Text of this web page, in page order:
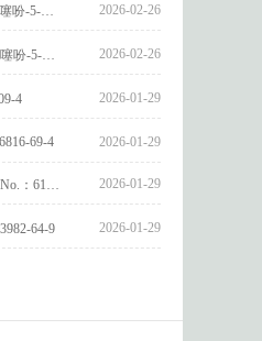
2026-02-26
2026-02-26
4 2026-01-29
69-4 2026-01-29
2026-01-29
64-9 2026-01-29